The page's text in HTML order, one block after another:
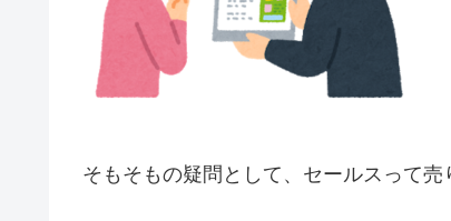
そもそもの疑問として、セールスって売